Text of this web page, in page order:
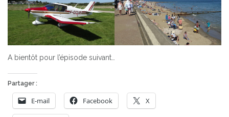
A bientôt pour l’épisode suivant…
Partager :
E-mail Facebook X